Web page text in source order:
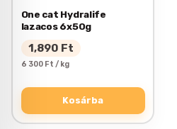
One cat Hydralife
lazacos 6x50g
1,890 Ft
6 300 Ft / kg
Kosárba